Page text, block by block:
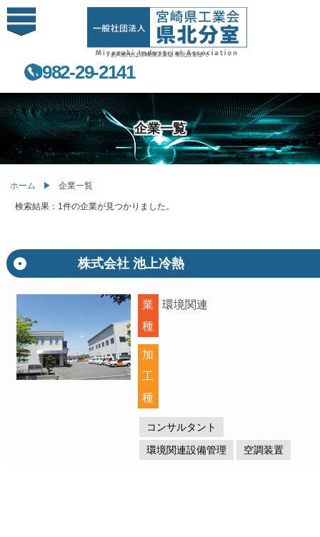
お問合せは宮崎県工業会 県北分室まで
0982-29-2141
企業一覧
ホーム 企業一覧
検索結果：1件の企業が見つかりました。
株式会社 池上冷熱
業
種
環境関連
加
工
種
コンサルタント
環境関連設備管理
空調装置